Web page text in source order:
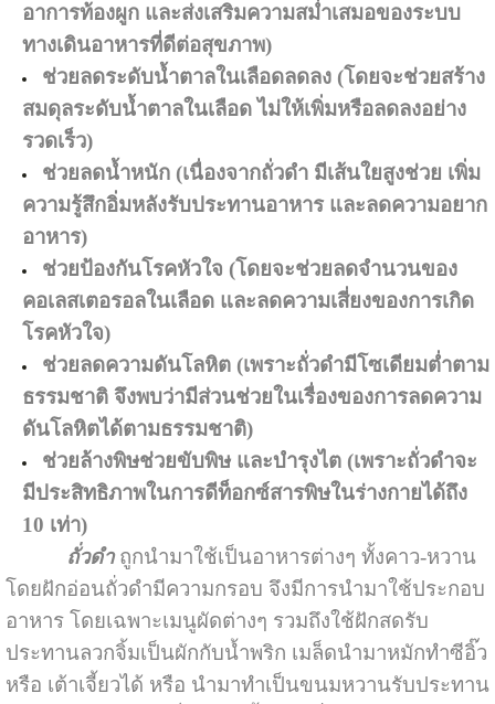
อาการท้องผูก และส่งเสริมความสม่ำเสมอของระบบ
ทางเดินอาหารที่ดีต่อสุขภาพ)
ช่วยลดระดับน้ำตาลในเลือดลดลง (โดยจะช่วยสร้าง
สมดุลระดับน้ำตาลในเลือด ไม่ให้เพิ่มหรือลดลงอย่าง
รวดเร็ว)
ช่วยลดน้ำหนัก (เนื่องจากถั่วดำ มีเส้นใยสูงช่วย เพิ่ม
ความรู้สึกอิ่มหลังรับประทานอาหาร และลดความอยาก
อาหาร)
ช่วยป้องกันโรคหัวใจ (โดยจะช่วยลดจำนวนของ
คอเลสเตอรอลในเลือด และลดความเสี่ยงของการเกิด
โรคหัวใจ)
ช่วยลดความดันโลหิต (เพราะถั่วดำมีโซเดียมต่ำตาม
ธรรมชาติ จึงพบว่ามีส่วนช่วยในเรื่องของการลดความ
ดันโลหิตได้ตามธรรมชาติ)
ช่วยล้างพิษช่วยขับพิษ และบำรุงไต (เพราะถั่วดำจะ
มีประสิทธิภาพในการดีท็อกซ์สารพิษในร่างกายได้ถึง
10 เท่า)
ถั่วดำถูกนำมาใช้เป็นอาหารต่างๆ ทั้งคาว-หวาน
โดยฝักอ่อนถั่วดำมีความกรอบ จึงมีการนำมาใช้ประกอบ
อาหาร โดยเฉพาะเมนูผัดต่างๆ รวมถึงใช้ฝักสดรับ
ประทานลวกจิ้มเป็นผักกับน้ำพริก เมล็ดนำมาหมักทำซีอิ๊ว
หรือ เต้าเจี้ยวได้ หรือ นำมาทำเป็นขนมหวานรับประทาน